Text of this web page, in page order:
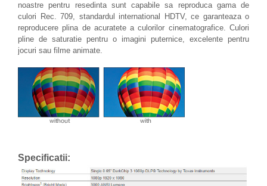
noastre pentru resedinta sunt capabile sa reproduca gama de
culori Rec. 709, standardul international HDTV, ce garanteaza o
reproducere plina de acuratete a culorilor cinematografice. Culori
pline de saturatie pentru o imagini puternice, excelente pentru
jocuri sau filme animate.
Specificatii: